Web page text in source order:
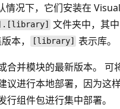
情况下，它们安装在
文件夹中，其中
本， [library]
表示库。
合并模块的最新版本。 可
议进行本地部署，因为这
组件包进行集中部署。